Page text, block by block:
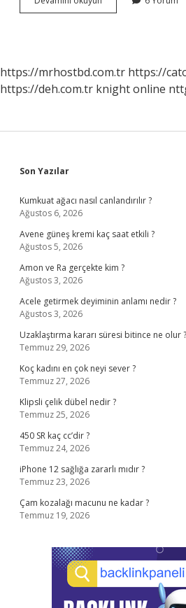
Içen
https://mrhostbd.com.tr https://
https://deh.com.tr knight online
Sidebar
Son Yazılar
Kumkuat ağacı nasıl canlandırılır ?
Ağustos 6, 2026
Avene güneş kremi kaç saat etkili ?
Ağustos 5, 2026
Amon ve Ra gerçekte kim ?
Ağustos 3, 2026
Acele getirmek deyiminin anlamı nedir ?
Ağustos 3, 2026
Uzaklaştırma kararı süresi bitince ne olur ?
Temmuz 29, 2026
Koç kadını en çok neyi sever ?
Temmuz 27, 2026
Klipsli çelik dübel nedir ?
Temmuz 25, 2026
450 SR kaç cc’dir ?
Temmuz 24, 2026
iPhone 12 sağlığa zararlı mıdır ?
Temmuz 23, 2026
Çam kozalağı macunu ne kadar ?
Temmuz 19, 2026